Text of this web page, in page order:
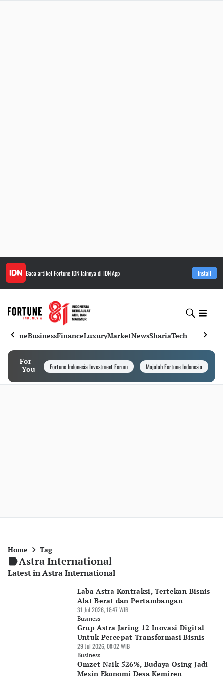
Baca artikel Fortune IDNlainnya di IDN App Install
HomeBusinessFinanceLuxuryMarketNewsShariaTech
For
You
Fortune Indonesia Investment Forum Majalah Fortune Indonesia
Home Tag
Astra International
Latest in Astra International
Laba Astra Kontraksi, Tertekan Bisnis
Alat Berat dan Pertambangan
31 Jul 2026, 18:47 WIB
Business
Grup Astra Jaring 12 Inovasi Digital
Untuk Percepat Transformasi Bisnis
29 Jul 2026, 08:02 WIB
Business
Omzet Naik 526%, Budaya Osing Jadi
Mesin Ekonomi Desa Kemiren